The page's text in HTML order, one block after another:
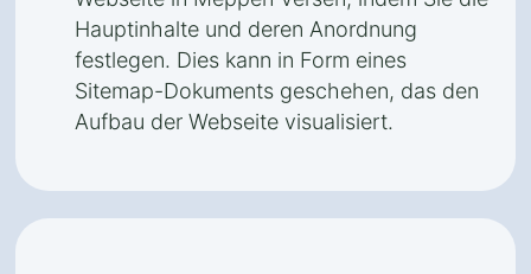
Hauptinhalte und deren Anordnung
festlegen. Dies kann in Form eines
Sitemap-Dokuments geschehen, das den
Aufbau der Webseite visualisiert.